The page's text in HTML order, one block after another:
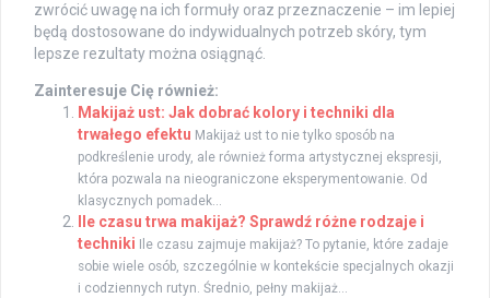
zwrócić uwagę na ich formuły oraz przeznaczenie – im lepiej
będą dostosowane do indywidualnych potrzeb skóry, tym
lepsze rezultaty można osiągnąć.
Zainteresuje Cię również:
Makijaż ust: Jak dobrać kolory i techniki dla
trwałego efektu Makijaż ust to nie tylko sposób na
podkreślenie urody, ale również forma artystycznej ekspresji,
która pozwala na nieograniczone eksperymentowanie. Od
klasycznych pomadek...
Ile czasu trwa makijaż? Sprawdź różne rodzaje i
techniki
Ile czasu zajmuje makijaż? To pytanie, które zadaje
sobie wiele osób, szczególnie w kontekście specjalnych okazji
i codziennych rutyn. Średnio, pełny makijaż...